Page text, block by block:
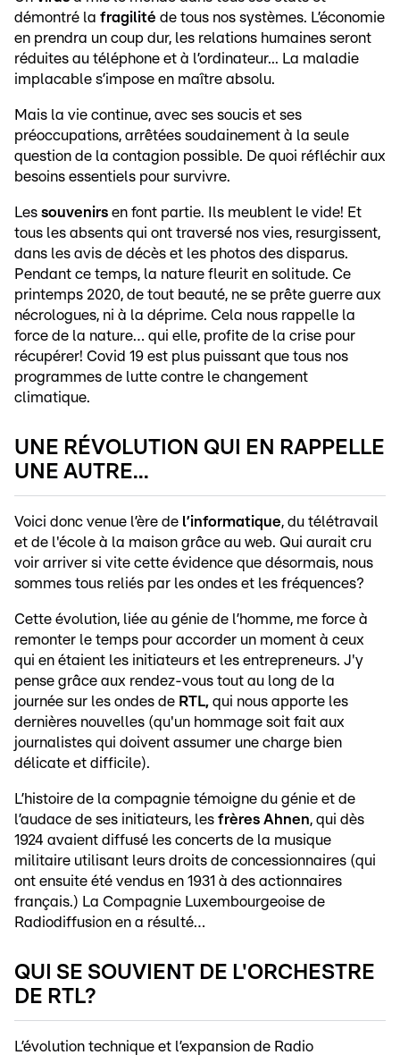
démontré la fragilité de tous nos systèmes. L’économie
en prendra un coup dur, les relations humaines seront
réduites au téléphone et à l’ordinateur... La maladie
implacable s’impose en maître absolu.
Mais la vie continue, avec ses soucis et ses
préoccupations, arrêtées soudainement à la seule
question de la contagion possible. De quoi réfléchir aux
besoins essentiels pour survivre.
Les souvenirs en font partie. Ils meublent le vide! Et
tous les absents qui ont traversé nos vies, resurgissent,
dans les avis de décès et les photos des disparus.
Pendant ce temps, la nature fleurit en solitude. Ce
printemps 2020, de tout beauté, ne se prête guerre aux
nécrologues, ni à la déprime. Cela nous rappelle la
force de la nature… qui elle, profite de la crise pour
récupérer! Covid 19 est plus puissant que tous nos
programmes de lutte contre le changement
climatique.
UNE RÉVOLUTION QUI EN RAPPELLE
UNE AUTRE...
Voici donc venue l’ère de l’informatique, du télétravail
et de l'école à la maison grâce au web. Qui aurait cru
voir arriver si vite cette évidence que désormais, nous
sommes tous reliés par les ondes et les fréquences?
Cette évolution, liée au génie de l’homme, me force à
remonter le temps pour accorder un moment à ceux
qui en étaient les initiateurs et les entrepreneurs. J'y
pense grâce aux rendez-vous tout au long de la
journée sur les ondes de RTL, qui nous apporte les
dernières nouvelles (qu'un hommage soit fait aux
journalistes qui doivent assumer une charge bien
délicate et difficile).
L’histoire de la compagnie témoigne du génie et de
l’audace de ses initiateurs, les frères Ahnen, qui dès
1924 avaient diffusé les concerts de la musique
militaire utilisant leurs droits de concessionnaires (qui
ont ensuite été vendus en 1931 à des actionnaires
français.) La Compagnie Luxembourgeoise de
Radiodiffusion en a résulté…
QUI SE SOUVIENT DE L'ORCHESTRE
DE RTL?
L’évolution technique et l’expansion de Radio